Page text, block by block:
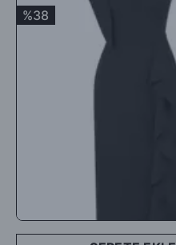
iadesi talep edebilirsiniz.
%38